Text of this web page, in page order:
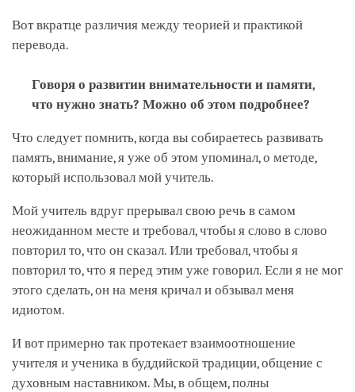
Вот вкратце различия между теорией и практикой
перевода.
Говоря о развитии внимательности и памяти,
что нужно знать? Можно об этом подробнее?
Что следует помнить, когда вы собираетесь развивать
память, внимание, я уже об этом упоминал, о методе,
который использовал мой учитель.
Мой учитель вдруг прерывал свою речь в самом
неожиданном месте и требовал, чтобы я слово в слово
повторил то, что он сказал. Или требовал, чтобы я
повторил то, что я перед этим уже говорил. Если я не мог
этого сделать, он на меня кричал и обзывал меня
идиотом.
И вот примерно так протекает взаимоотношение
учителя и ученика в буддийской традиции, общение с
духовным наставником. Мы, в общем, полны